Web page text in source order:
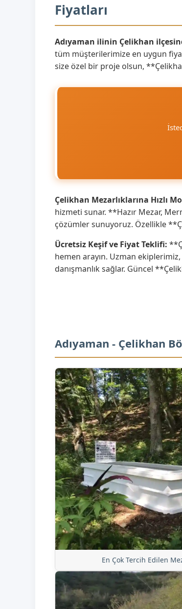
Fiyatları
Adıyaman ilinin Çelikhan
tüm müşterilerimize en uygun
size özel bir proje olsun,
Çelikhan Mezarlıklarına Hızlı
hizmeti sunar. **Hazır Mezar,
çözümler sunuyoruz. Özellikle
Ücretsiz Keşif ve Fiyat Teklifi:
hemen arayın. Uzman
danışmanlık sağlar. Güncel
Adıyaman - Çelikhan
En Çok Tercih Edilen